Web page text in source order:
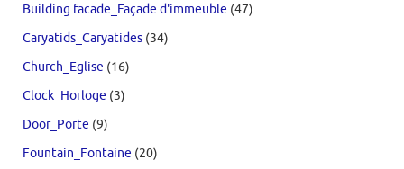
Building facade_Façade d'immeuble (47)
Caryatids_Caryatides (34)
Church_Eglise (16)
Clock_Horloge (3)
Door_Porte (9)
Fountain_Fontaine (20)